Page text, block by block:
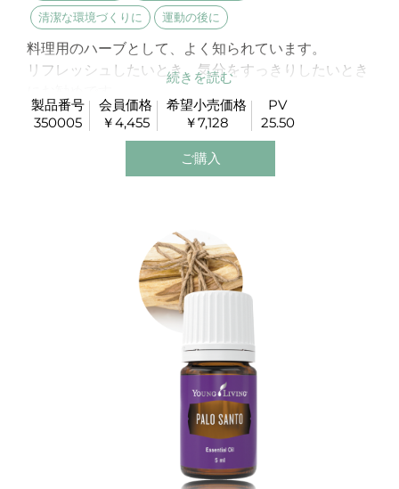
清潔な環境づくりに 運動の後に
料理用のハーブとして、よく知られています。
リフレッシュしたいとき、気分をすっきりしたいとき
温かくスパイシーな香りが穏やかに広がります。
製品番号
350005
会員価格
￥4,455
希望小売価格
￥7,128
PV
25.50
ご購入